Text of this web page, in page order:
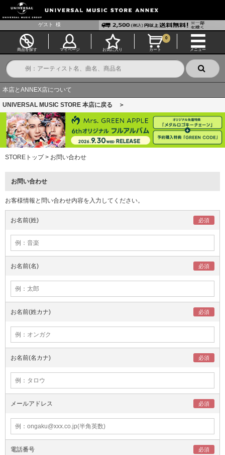
ゲスト 様
商品を探す マイページ お気に入り カート
0
メニュー
本店とANNEX店について
UNIVERSAL MUSIC STORE 本店に戻る ＞
STOREトップ> お問い合わせ
お問い合わせ
お客様情報と問い合わせ内容を入力してください。
お名前(姓)
お名前(名)
お名前(姓カナ)
お名前(名カナ)
メールアドレス
電話番号